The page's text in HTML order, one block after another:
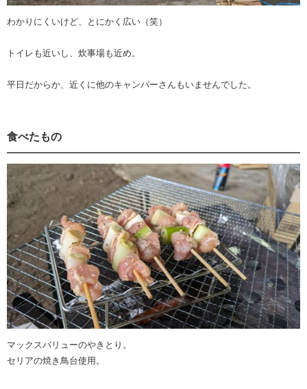
わかりにくいけど、とにかく広い（笑）
トイレも近いし、炊事場も近め。
平日だからか、近くに他のキャンパーさんもいませんでした。
食べたもの
マックスバリューのやきとり。
セリアの焼き鳥台使用。